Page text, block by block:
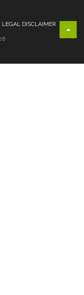
LEGAL DISCLAIMER